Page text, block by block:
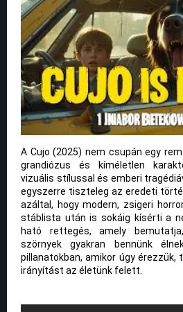
A Cujo (2025) nem csupán egy
grandiózus és kíméletlen
vizuális stílussal és emberi
egyszerre tiszteleg az eredeti
azáltal, hogy modern, zsigeri
stáblista után is sokáig kísérti a
ható rettegés, amely
szörnyek gyakran bennünk
pillanatokban, amikor úgy
irányítást az életünk felett.